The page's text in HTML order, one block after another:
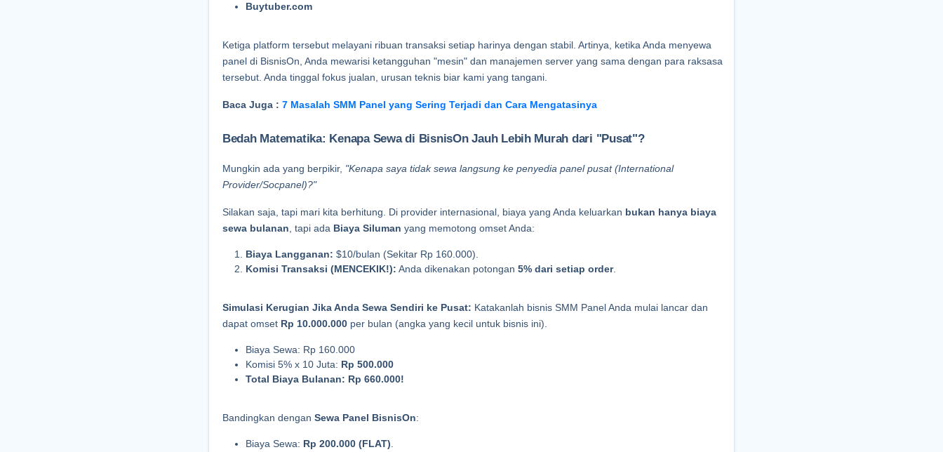
Buytuber.com
Ketiga platform tersebut melayani ribuan transaksi setiap harinya dengan stabil. Artinya, ketika Anda menyewa
panel di BisnisOn, Anda mewarisi ketangguhan "mesin" dan manajemen server yang sama dengan para raksasa
tersebut. Anda tinggal fokus jualan, urusan teknis biar kami yang tangani.
Baca Juga : 7 Masalah SMM Panel yang Sering Terjadi dan Cara Mengatasinya
Bedah Matematika: Kenapa Sewa di BisnisOn Jauh Lebih Murah dari "Pusat"?
Mungkin ada yang berpikir, "Kenapa saya tidak sewa langsung ke penyedia panel pusat (International
Provider/Socpanel)?"
Silakan saja, tapi mari kita berhitung. Di provider internasional, biaya yang Anda keluarkan bukan hanya biaya
sewa bulanan, tapi ada Biaya Siluman yang memotong omset Anda:
Biaya Langganan: $10/bulan (Sekitar Rp 160.000).
Komisi Transaksi (MENCEKIK!): Anda dikenakan potongan 5% dari setiap order.
Simulasi Kerugian Jika Anda Sewa Sendiri ke Pusat: Katakanlah bisnis SMM Panel Anda mulai lancar dan
dapat omset Rp 10.000.000 per bulan (angka yang kecil untuk bisnis ini).
Biaya Sewa: Rp 160.000
Komisi 5% x 10 Juta: Rp 500.000
Total Biaya Bulanan: Rp 660.000!
Bandingkan dengan Sewa Panel BisnisOn:
Biaya Sewa: Rp 200.000 (FLAT).